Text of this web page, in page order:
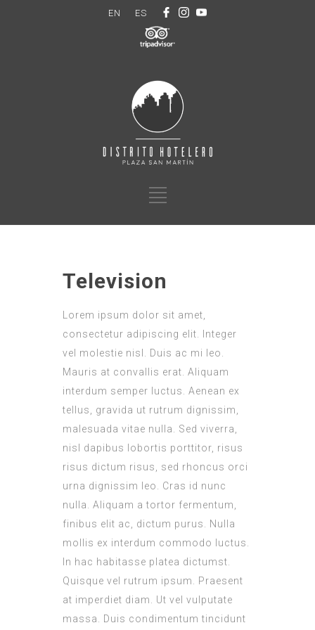
EN ES
Television
Lorem ipsum dolor sit amet,
consectetur adipiscing elit. Integer
vel molestie nisl. Duis ac mi leo.
Mauris at convallis erat. Aliquam
interdum semper luctus. Aenean ex
tellus, gravida ut rutrum dignissim,
malesuada vitae nulla. Sed viverra,
nisl dapibus lobortis porttitor, risus
risus dictum risus, sed rhoncus orci
urna dignissim leo. Cras id nunc
nulla. Aliquam a tortor fermentum,
finibus elit ac, dictum purus. Nulla
mollis ex interdum commodo luctus.
In hac habitasse platea dictumst.
Quisque vel rutrum ipsum. Praesent
at imperdiet diam. Ut vel vulputate
massa. Duis condimentum tincidunt